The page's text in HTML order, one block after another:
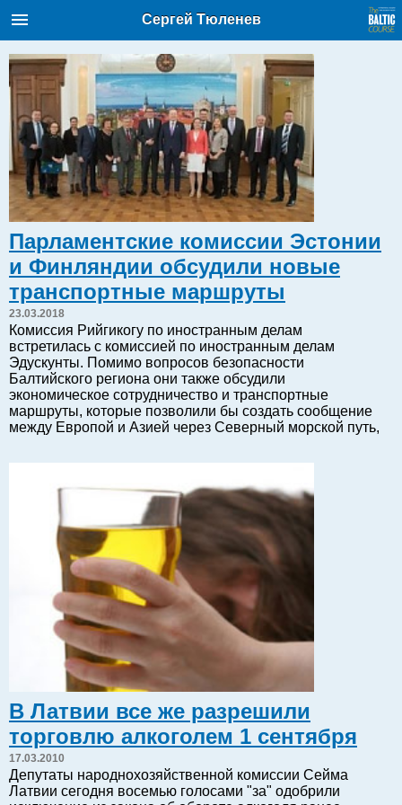
Балтийский курс. Новости и
аналитика
English
Очерки по новейшей истории
Латвии
Хорошо для дела
Аналитика
Инвестиции
Транспорт
Энергетика
Недвижимость
Финансы
Технологии
Рынки и компании
Балтийский экспорт
ЕС - Балтия
Балтия - СНГ
Люди дела
Круглый стол
Образование и наука
Экономическая история
Прямая речь
Благотворительность
Форумы
Книга
Архив
Сергей Тюленев: студия
Сергей Тюленев
Парламентские комиссии Эстонии
и Финляндии обсудили новые
транспортные маршруты
23.03.2018
Комиссия Рийгикогу по иностранным делам
встретилась с комиссией по иностранным делам
Эдускунты. Помимо вопросов безопасности
Балтийского региона они также обсудили
экономическое сотрудничество и транспортные
маршруты, которые позволили бы создать сообщение
между Европой и Азией через Северный морской путь,
В Латвии все же разрешили
торговлю алкоголем 1 сентября
17.03.2010
Депутаты народнохозяйственной комиссии Сейма
Латвии сегодня восемью голосами "за" одобрили